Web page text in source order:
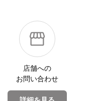
店舗への
お問い合わせ